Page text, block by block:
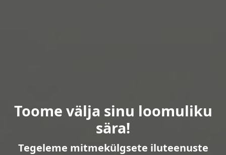
Toome välja sinu loomuliku
sära!
Tegeleme mitmekülgsete iluteenuste